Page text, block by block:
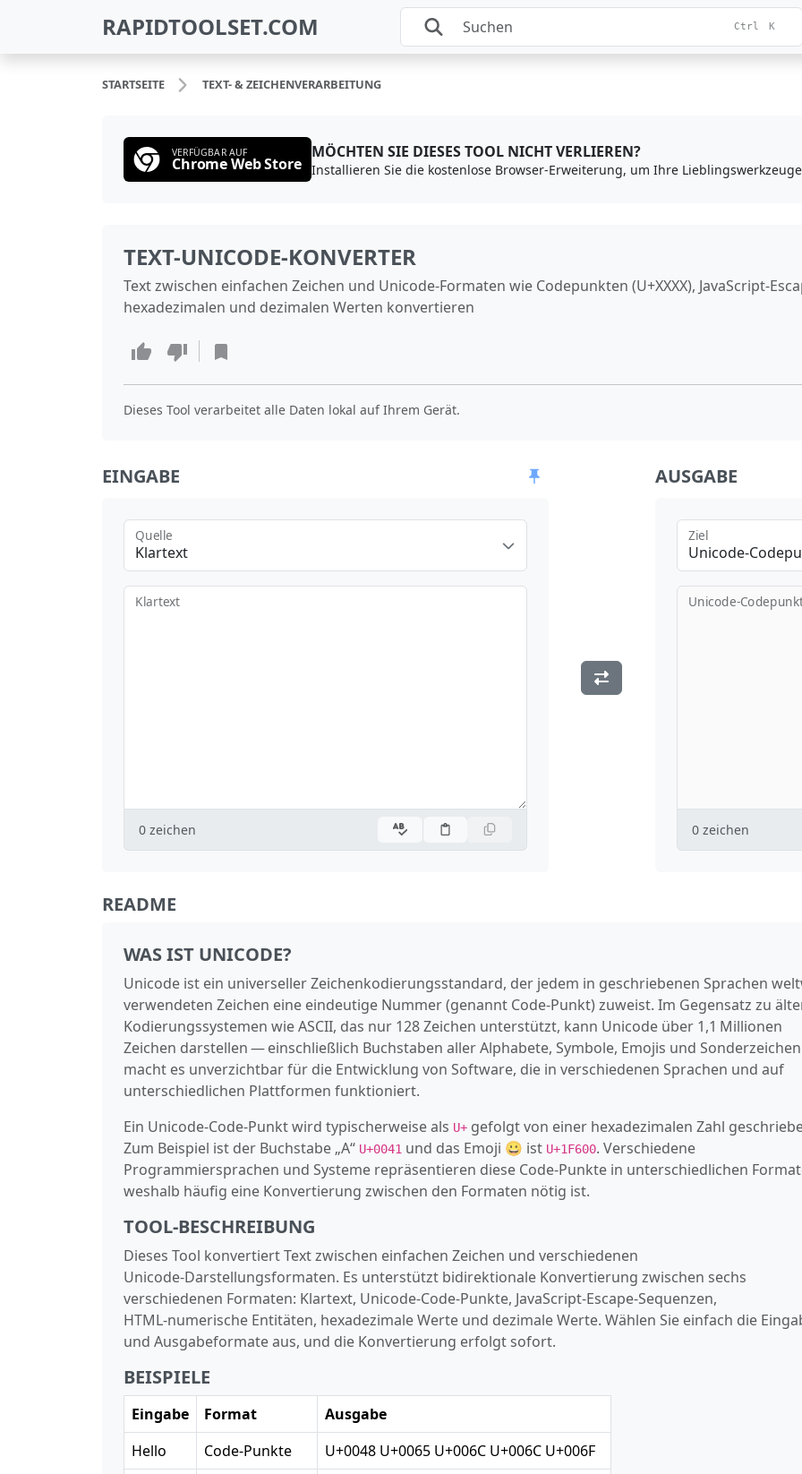
RAPIDTOOLSET.COM Ctrl K
STARTSEITE TEXT- & ZEICHENVERARBEITUNG
VERFÜGBAR AUF
Chrome Web Store
MÖCHTEN SIE DIESES TOOL NICHT VERLIEREN?
TEXT-UNICODE-KONVERTER
Text zwischen einfachen Zeichen und Unicode-Formaten wie Codepunkten (U+XXXX), JavaScript-
hexadezimalen und dezimalen Werten konvertieren
Dieses Tool verarbeitet alle Daten lokal auf Ihrem Gerät.
EINGABE
Klartext
Quelle
Klartext
0 zeichen
AUSGABE
Unicode-
Ziel
Unicode-
0 zeichen
README
WAS IST UNICODE?
Unicode ist ein universeller Zeichenkodierungsstandard, der jedem in geschriebenen Sprachen
verwendeten Zeichen eine eindeutige Nummer (genannt Code‑Punkt) zuweist. Im Gegensatz zu
Kodierungssystemen wie ASCII, das nur 128 Zeichen unterstützt, kann Unicode über 1,1 Millionen
Zeichen darstellen — einschließlich Buchstaben aller Alphabete, Symbole, Emojis und
macht es unverzichtbar für die Entwicklung von Software, die in verschiedenen Sprachen und auf
unterschiedlichen Plattformen funktioniert.
Ein Unicode‑Code‑Punkt wird typischerweise als U+ gefolgt von einer hexadezimalen Zahl
Zum Beispiel ist der Buchstabe „A“ U+0041 und das Emoji 😀 ist U+1F600. Verschiedene
Programmiersprachen und Systeme repräsentieren diese Code‑Punkte in unterschiedlichen
weshalb häufig eine Konvertierung zwischen den Formaten nötig ist.
TOOL‑BESCHREIBUNG
Dieses Tool konvertiert Text zwischen einfachen Zeichen und verschiedenen
Unicode‑Darstellungsformaten. Es unterstützt bidirektionale Konvertierung zwischen sechs
verschiedenen Formaten: Klartext, Unicode‑Code‑Punkte, JavaScript‑Escape‑Sequenzen,
HTML‑numerische Entitäten, hexadezimale Werte und dezimale Werte. Wählen Sie einfach die
und Ausgabeformate aus, und die Konvertierung erfolgt sofort.
BEISPIELE
Eingabe Format
Ausgabe
Hello
Code‑Punkte
U+0048 U+0065 U+006C U+006C U+006F